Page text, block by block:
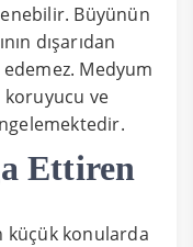
Büyünün
dışarıdan
Medyum
ve
Ettiren
küçük konularda